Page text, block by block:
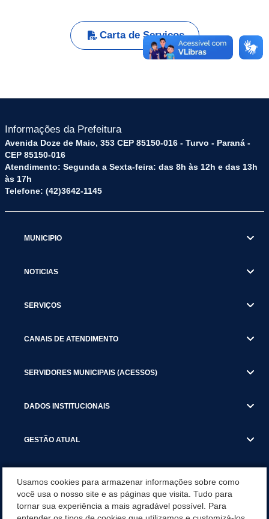
Carta de Serviços
Informações da Prefeitura
Avenida Doze de Maio, 353 CEP 85150-016 - Turvo - Paraná -
CEP 85150-016
Atendimento: Segunda a Sexta-feira: das 8h às 12h e das 13h
às 17h
Telefone: (42)3642-1145
MUNICIPIO
NOTICIAS
SERVIÇOS
CANAIS DE ATENDIMENTO
SERVIDORES MUNICIPAIS (ACESSOS)
DADOS INSTITUCIONAIS
GESTÃO ATUAL
PESQUISA DE SATISFAÇÃO DOS SERVIDORES - SISTEMAS E
SERVIÇOS DIGITAIS
Usamos cookies para armazenar informações sobre como
você usa o nosso site e as páginas que visita. Tudo para
tornar sua experiência a mais agradável possível. Para